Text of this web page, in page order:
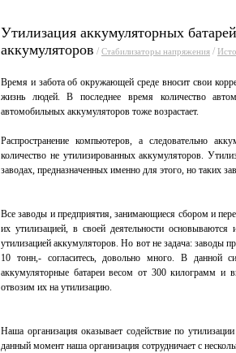
Утилизация аккумуляторных
аккумуляторов / Стабилизаторы напряжения /
Время и забота об окружающей среде вносит свои
жизнь людей. В последнее время количество
автомобильных аккумуляторов тоже возрастает.
Распространение компьютеров, а следовательно
количество не утилизированных аккумуляторов.
заводах, предназначенных именно для этого, но таких
Все заводы и предприятия, занимающиеся сбором и
их утилизацией, в своей деятельности
утилизацией аккумуляторов. Но вот не задача: заводы
10 тонн,- согласитесь, довольно много. В
аккумуляторные батареи весом от 300 килограмм
отвозим их на утилизацию.
Наша организация оказывает содействие по
данный момент наша организация сотрудничает с